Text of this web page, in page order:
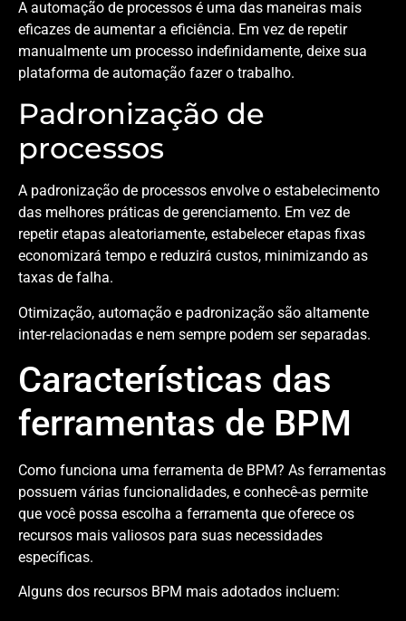
A automação de processos é uma das maneiras mais
eficazes de aumentar a eficiência. Em vez de repetir
manualmente um processo indefinidamente, deixe sua
plataforma de automação fazer o trabalho.
Padronização de
processos
A padronização de processos envolve o estabelecimento
das melhores práticas de gerenciamento. Em vez de
repetir etapas aleatoriamente, estabelecer etapas fixas
economizará tempo e reduzirá custos, minimizando as
taxas de falha.
Otimização, automação e padronização são altamente
inter-relacionadas e nem sempre podem ser separadas.
Características das
ferramentas de BPM
Como funciona uma ferramenta de BPM? As ferramentas
possuem várias funcionalidades, e conhecê-as permite
que você possa escolha a ferramenta que oferece os
recursos mais valiosos para suas necessidades
específicas.
Alguns dos recursos BPM mais adotados incluem: